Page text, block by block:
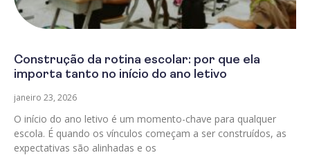
Construção da rotina escolar: por que ela
importa tanto no início do ano letivo
janeiro 23, 2026
O início do ano letivo é um momento-chave para qualquer
escola. É quando os vínculos começam a ser construídos, as
expectativas são alinhadas e os